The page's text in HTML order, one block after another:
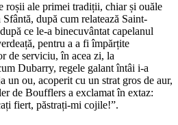
roșii ale primei tradiții, chiar și ouăle
după cum relatează Saint-
ce le-a binecuvântat capelanul
pentru a a fi împărțite
de serviciu, în acea zi, la
Dubarry, regele galant întâi i-a
ou, acoperit cu un strat gros de aur,
de Boufflers a exclamat în extaz:
fiert, păstrați-mi cojile!”.